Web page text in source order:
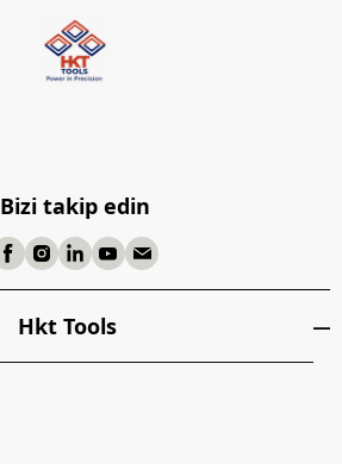
Bizi takip edin
Hkt Tools